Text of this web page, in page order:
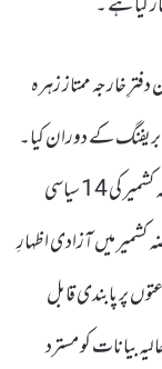
خارجہ ممتاز زہرہ
بریفنگ کے دوران کیا۔
انہوں نے کہا کہ گزشتہ تین ماہ کے دوران بھارت مقبوضہ کشمیر کی 14 سیاسی
کشمیر میں آزادی اظہارِ
پر پابندی قابل
بیانات کو مسترد